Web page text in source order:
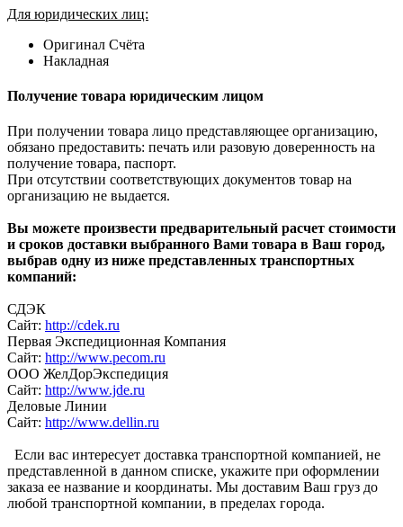
Для юридических лиц:
Оригинал Счёта
Накладная
Получение товара юридическим лицом
При получении товара лицо представляющее организацию,
обязано предоставить: печать или разовую доверенность на
получение товара, паспорт.
При отсутствии соответствующих документов товар на
организацию не выдается.
Вы можете произвести предварительный расчет стоимости
и сроков доставки выбранного Вами товара в Ваш город,
выбрав одну из ниже представленных транспортных
компаний:
СДЭК
Сайт: http://cdek.ru
Первая Экспедиционная Компания
Сайт: http://www.pecom.ru
ООО ЖелДорЭкспедиция
Сайт: http://www.jde.ru
Деловые Линии
Сайт: http://www.dellin.ru
Если вас интересует доставка транспортной компанией, не
представленной в данном списке, укажите при оформлении
заказа ее название и координаты. Мы доставим Ваш груз до
любой транспортной компании, в пределах города.